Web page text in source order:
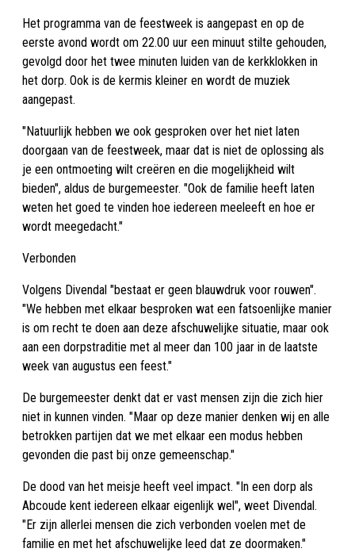
Het programma van de feestweek is aangepast en op de
eerste avond wordt om 22.00 uur een minuut stilte gehouden,
gevolgd door het twee minuten luiden van de kerkklokken in
het dorp. Ook is de kermis kleiner en wordt de muziek
aangepast.
"Natuurlijk hebben we ook gesproken over het niet laten
doorgaan van de feestweek, maar dat is niet de oplossing als
je een ontmoeting wilt creëren en die mogelijkheid wilt
bieden", aldus de burgemeester. "Ook de familie heeft laten
weten het goed te vinden hoe iedereen meeleeft en hoe er
wordt meegedacht."
Verbonden
Volgens Divendal "bestaat er geen blauwdruk voor rouwen".
"We hebben met elkaar besproken wat een fatsoenlijke manier
is om recht te doen aan deze afschuwelijke situatie, maar ook
aan een dorpstraditie met al meer dan 100 jaar in de laatste
week van augustus een feest."
De burgemeester denkt dat er vast mensen zijn die zich hier
niet in kunnen vinden. "Maar op deze manier denken wij en alle
betrokken partijen dat we met elkaar een modus hebben
gevonden die past bij onze gemeenschap."
De dood van het meisje heeft veel impact. "In een dorp als
Abcoude kent iedereen elkaar eigenlijk wel", weet Divendal.
"Er zijn allerlei mensen die zich verbonden voelen met de
familie en met het afschuwelijke leed dat ze doormaken."